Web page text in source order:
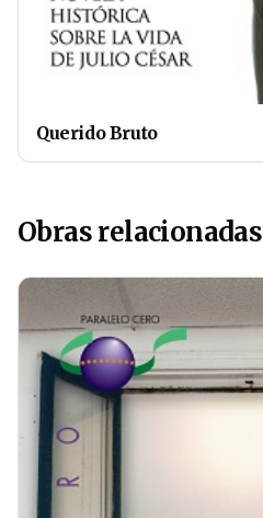
Querido Bruto
Obras relacionadas